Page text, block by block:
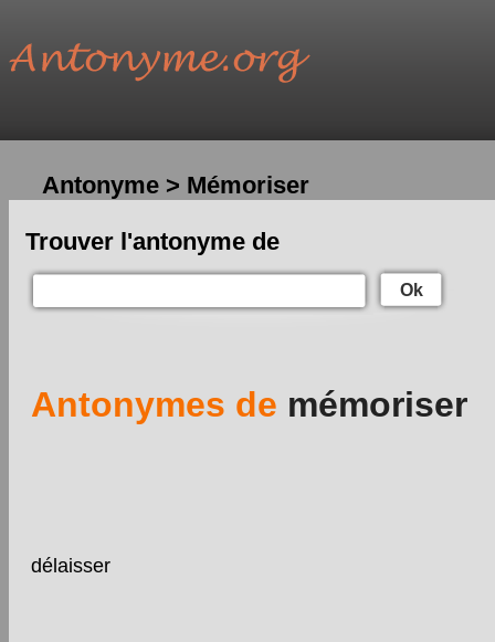
Antonyme > Mémoriser
Trouver l'antonyme de
Ok
Antonymes de mémoriser
délaisser